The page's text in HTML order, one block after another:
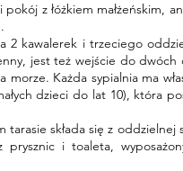
z łóżkiem małżeńskim,
2 kawalerek i trzeciego
jest też wejście do
Każda sypialnia ma
dzieci do lat 10), która
składa się z
i toaleta,